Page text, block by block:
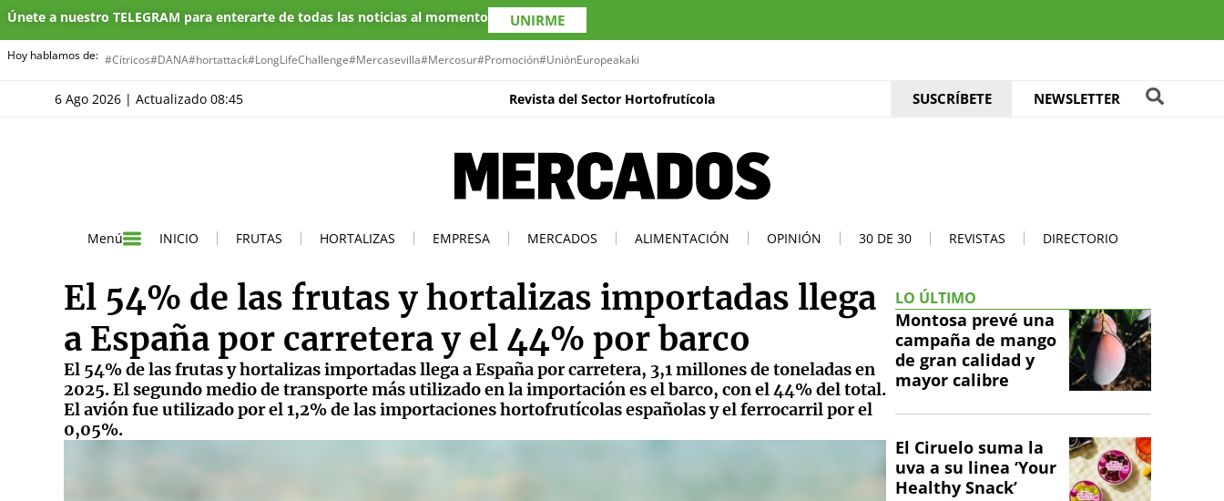
Únete a nuestro TELEGRAM para enterarte de todas las noticias al momento UNIRME
Hoy hablamos de: #Cítricos#DANA#hortattack#LongLifeChallenge#Mercasevilla#Mercosur#Promoción#UniónEuropeakaki
6 Ago 2026 | Actualizado 08:45 Revista del Sector Hortofrutícola SUSCRÍBETE NEWSLETTER
Menú INICIO FRUTAS HORTALIZAS EMPRESA MERCADOS ALIMENTACIÓN OPINIÓN 30 DE 30 REVISTAS DIRECTORIO
El 54% de las frutas y hortalizas importadas llega
a España por carretera y el 44% por barco
El 54% de las frutas y hortalizas importadas llega a España por carretera, 3,1 millones de toneladas en
2025. El segundo medio de transporte más utilizado en la importación es el barco, con el 44% del total.
El avión fue utilizado por el 1,2% de las importaciones hortofrutícolas españolas y el ferrocarril por el
0,05%.
LO ÚLTIMO
Montosa prevé una
campaña de mango
de gran calidad y
mayor calibre
El Ciruelo suma la
uva a su linea ‘Your
Healthy Snack’